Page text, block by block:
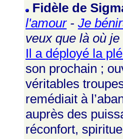
Fidèle de
l'amour- Je
veux que là où
Il a déployé la
son prochain ;
véritables
remédiait à
auprès des
réconfort,